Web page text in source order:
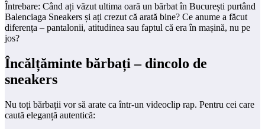
Întrebare: Când ați văzut ultima oară un bărbat în București purtând
Balenciaga Sneakers și ați crezut că arată bine? Ce anume a făcut
diferența – pantalonii, atitudinea sau faptul că era în mașină, nu pe
jos?
Încălțăminte bărbați – dincolo de
sneakers
Nu toți bărbații vor să arate ca într-un videoclip rap. Pentru cei care
caută eleganță autentică: